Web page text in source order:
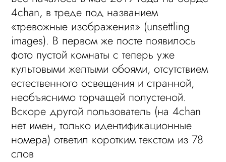
4chan, в треде под названием
«тревожные изображения» (unsettling
images). В первом же посте появилось
фото пустой комнаты с теперь уже
культовыми желтыми обоями, отсутствием
естественного освещения и странной,
необъяснимо торчащей полустеной.
Вскоре другой пользователь (на 4chan
нет имен, только идентификационные
номера) ответил коротким текстом из 78
слов